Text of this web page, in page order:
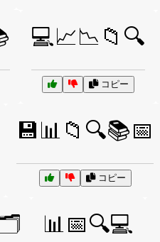
💻📈📉📁🔍
コピー
💾📊📁🔍📚📅
コピー
📊📅🔍💻